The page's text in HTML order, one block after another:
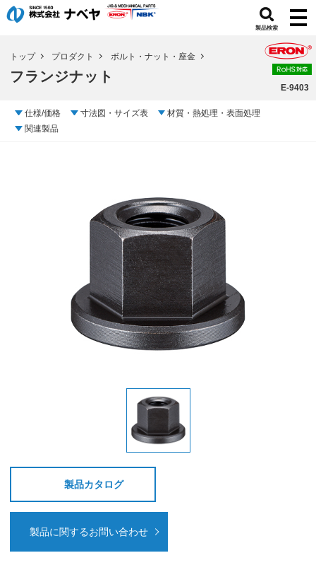
製品検索
トップ プロダクト ボルト・ナット・座金
フランジナット
E-9403
仕様/価格 寸法図・サイズ表
材質・熱処理・表面処理
関連製品
製品カタログ
製品に関するお問い合わせ